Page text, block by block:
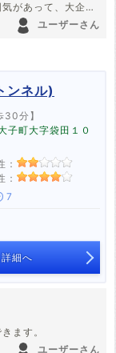
があって、大企業
ユーザーさん
ンネル)
30分】
町大字袋田１０
：
：
7
細へ
ます。
ユーザーさん